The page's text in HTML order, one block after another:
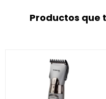
Productos que